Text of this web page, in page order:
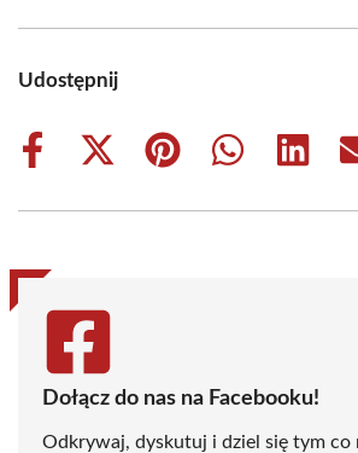
Udostępnij
Share
Share
(Twitter)
Share
Share
Share
Dołącz do nas na Facebooku!
Odkrywaj, dyskutuj i dziel się tym co